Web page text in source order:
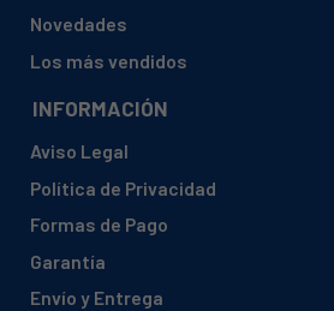
AEG, L64848L
AEG, L64853
AEG, L64859L
Novedades
Los más vendidos
INFORMACIÓN
Aviso Legal
Política de Privacidad
Formas de Pago
Garantía
Envío y Entrega